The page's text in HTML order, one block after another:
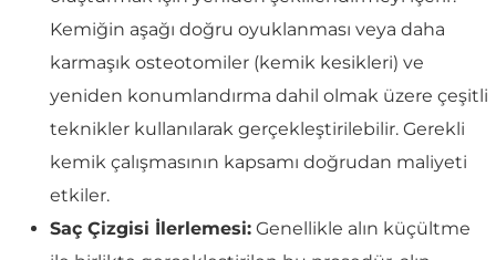
Kemiğin aşağı doğru oyuklanması veya daha
karmaşık osteotomiler (kemik kesikleri) ve
yeniden konumlandırma dahil olmak üzere çeşitli
teknikler kullanılarak gerçekleştirilebilir. Gerekli
kemik çalışmasının kapsamı doğrudan maliyeti
etkiler.
Saç Çizgisi İlerlemesi: Genellikle alın küçültme